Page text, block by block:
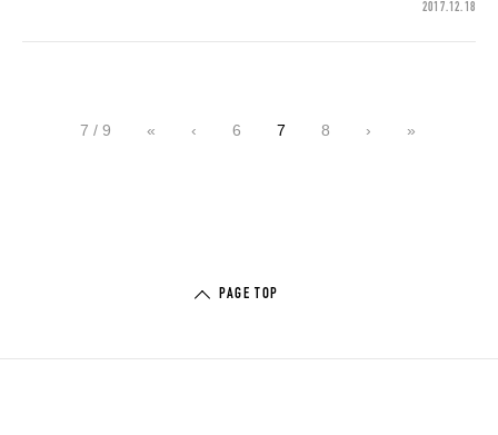
2017.12.18
7 / 9 « ‹ 6 7 8 › »
PAGE TOP